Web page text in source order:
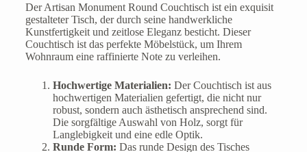
Der Artisan Monument Round Couchtisch ist ein exquisit
gestalteter Tisch, der durch seine handwerkliche
Kunstfertigkeit und zeitlose Eleganz besticht. Dieser
Couchtisch ist das perfekte Möbelstück, um Ihrem
Wohnraum eine raffinierte Note zu verleihen.
Hochwertige Materialien: Der Couchtisch ist aus
hochwertigen Materialien gefertigt, die nicht nur
robust, sondern auch ästhetisch ansprechend sind.
Die sorgfältige Auswahl von Holz, sorgt für
Langlebigkeit und eine edle Optik.
Runde Form: Das runde Design des Tisches